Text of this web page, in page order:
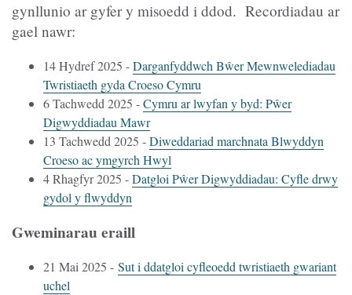
gynllunio ar gyfer y misoedd i ddod. Recordiadau ar
gael nawr:
14 Hydref 2025 -Darganfyddwch Bŵer Mewnwelediadau
Twristiaeth gyda Croeso Cymru
6 Tachwedd 2025 -Cymru ar lwyfan y byd: Pŵer
Digwyddiadau Mawr
13 Tachwedd 2025 -Diweddariad marchnata Blwyddyn
Croeso ac ymgyrch Hwyl
4 Rhagfyr 2025 -Datgloi Pŵer Digwyddiadau: Cyfle drwy
gydol y flwyddyn
Gweminarau eraill
21 Mai 2025 - Sut i ddatgloi cyfleoedd twristiaeth gwariant
uchel